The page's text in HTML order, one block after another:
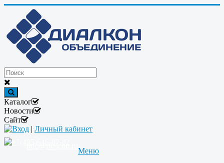
Каталог
Новости
Сайт
Вход | Личный кабинет
Меню